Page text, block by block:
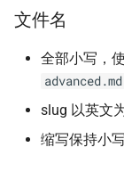
文件名
全部小写，
advanced.md
slug 以英文
缩写保持小